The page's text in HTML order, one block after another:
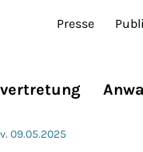
Presse
09.05.2025